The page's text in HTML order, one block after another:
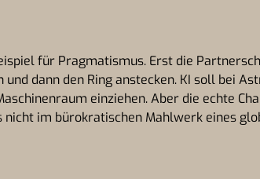
für Pragmatismus. Erst die
dann den Ring anstecken. KI soll bei
einziehen. Aber die echte
im bürokratischen Mahlwerk eines